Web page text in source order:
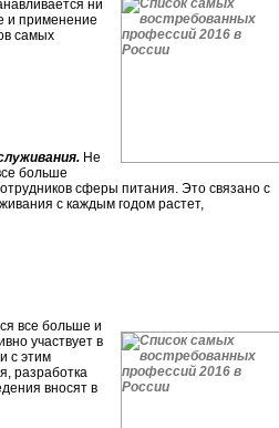
ни
и применение
самых
Не
больше
сферы питания. Это связано с
с каждым годом растет,
все больше и
участвует в
с этим
разработка
вносят в